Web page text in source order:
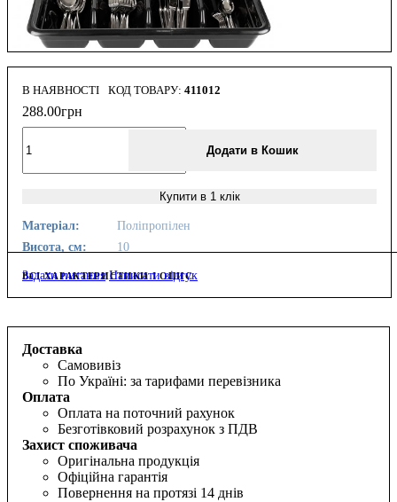
В НАЯВНОСТІ 411012
288.00грн
Додати в Кошик
Купити в 1 клік
Матеріал:
Поліпропілен
Висота, см:
10
ВСІ ХАРАКТЕРИСТИКИ І ОПИС
Задати питання Написати відгук
Доставка
Самовивіз
По Україні: за тарифами перевізника
Оплата
Оплата на поточний рахунок
Безготівковий розрахунок з ПДВ
Захист споживача
Оригінальна продукція
Офіційна гарантія
Повернення на протязі 14 днів